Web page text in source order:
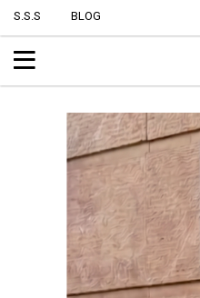
S.S.S BLOG